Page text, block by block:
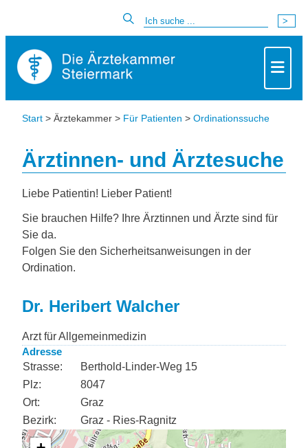
Start > Ärztekammer > Für Patienten > Ordinationssuche
Ärztinnen- und Ärztesuche
Liebe Patientin! Lieber Patient!
Sie brauchen Hilfe? Ihre Ärztinnen und Ärzte sind für
Sie da.
Folgen Sie den Sicherheitsanweisungen in der
Ordination.
Dr. Heribert Walcher
Arzt für Allgemeinmedizin
Adresse
Strasse:
Berthold-Linder-Weg 15
Plz:
8047
Ort:
Graz
Bezirk:
Graz - Ries-Ragnitz